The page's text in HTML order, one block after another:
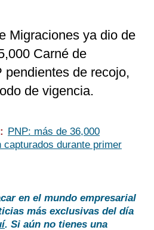
Migraciones ya dio de
Carné de
de recojo,
de vigencia.
PNP: más de 36,000
capturados durante primer
en el mundo empresarial
más exclusivas del día
. Si aún no tienes una